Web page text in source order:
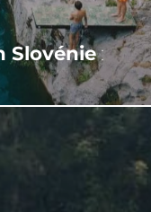
Slovénie: